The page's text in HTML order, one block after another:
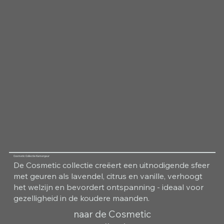
Cosmetic Collectie Kamergeur
De Cosmetic collectie creëert een uitnodigende sfeer
met geuren als lavendel, citrus en vanille, verhoogt
het welzijn en bevordert ontspanning - ideaal voor
gezelligheid in de koudere maanden.
naar de Cosmetic